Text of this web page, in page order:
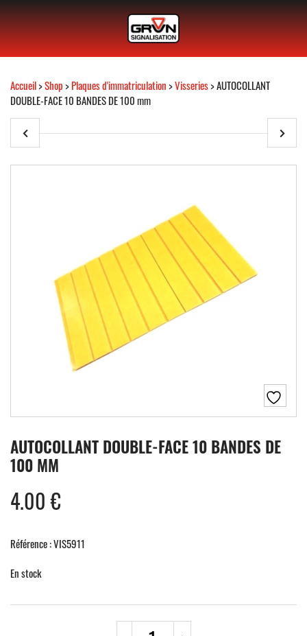
Accueil>Shop>Plaques d'immatriculation>Visseries> AUTOCOLLANT
DOUBLE-FACE 10 BANDES DE 100 mm
AUTOCOLLANT DOUBLE-FACE 10 BANDES DE
100 MM
4.00€
Référence : VIS5911
En stock
quantité